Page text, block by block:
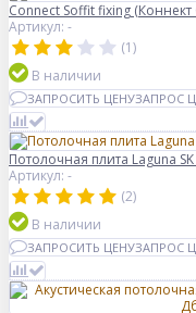
Connect Soffit fixing
Артикул: -
(1)
В наличии
ЗАПРОСИТЬ ЦЕНУЗАПРОС
Потолочная плита Laguna
Артикул: -
(2)
В наличии
ЗАПРОСИТЬ ЦЕНУЗАПРОС